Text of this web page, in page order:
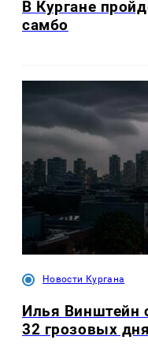
В Кургане
самбо
Новости Кургана
Илья Винштейн
32 грозовых